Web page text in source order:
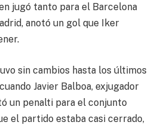
jugó tanto para el Barcelona
anotó un gol que Iker
sin cambios hasta los últimos
Javier Balboa, exjugador
un penalti para el conjunto
el partido estaba casi cerrado,